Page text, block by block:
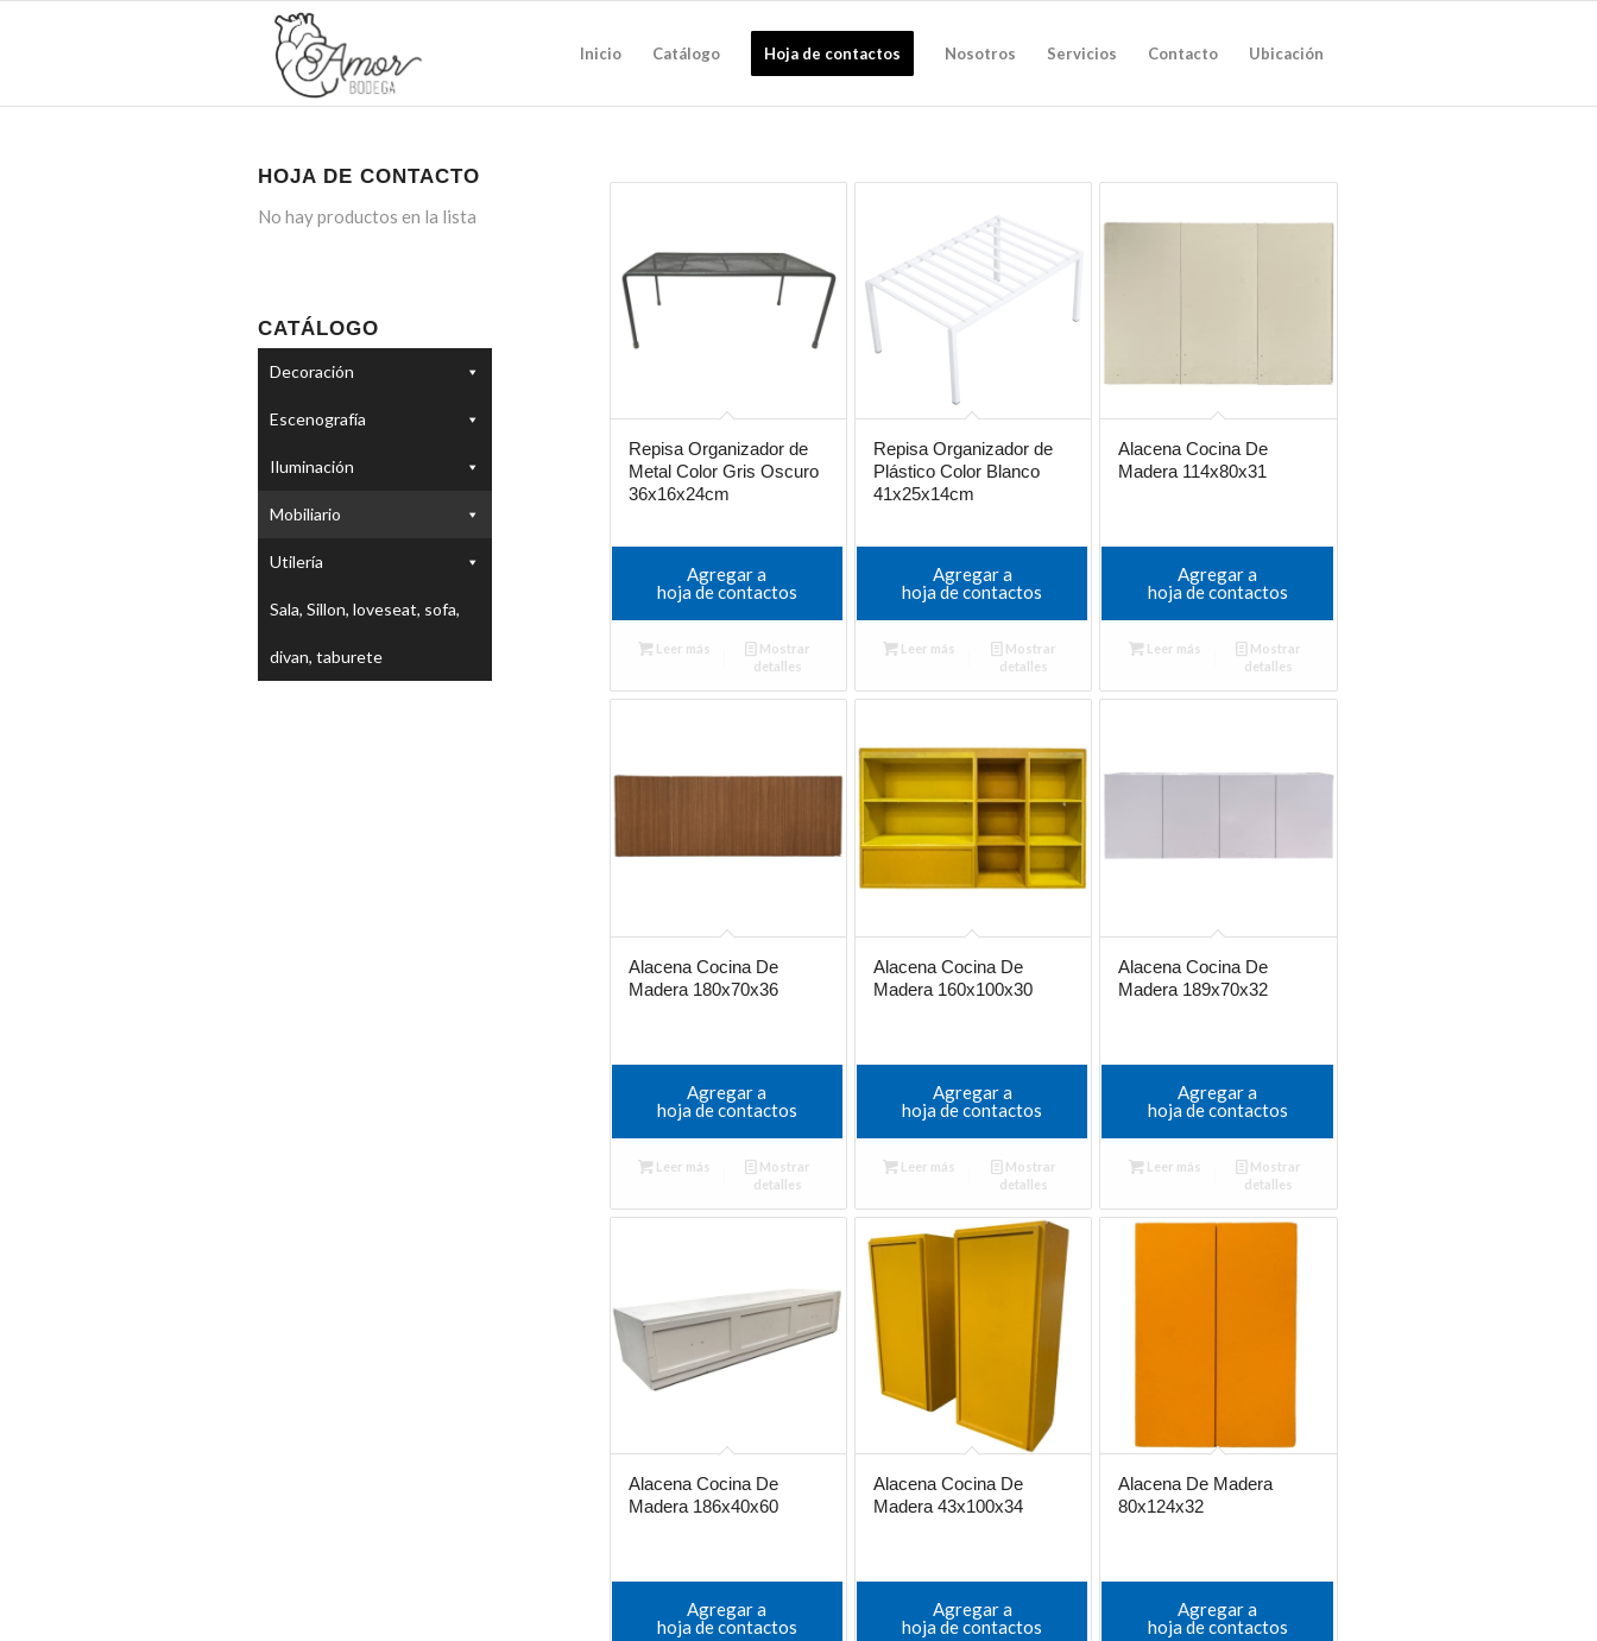
Inicio Catálogo Hoja de contactos Nosotros Servicios Contacto Ubicación
Repisa Organizador de
Metal Color Gris Oscuro
36x16x24cm
Agregar a
hoja de contactos
Leer más
Mostrar
detalles
Repisa Organizador de
Plástico Color Blanco
41x25x14cm
Agregar a
hoja de contactos
Leer más
Mostrar
detalles
Alacena Cocina De
Madera 114x80x31
Agregar a
hoja de contactos
Leer más
Mostrar
detalles
Alacena Cocina De
Madera 180x70x36
Agregar a
hoja de contactos
Leer más
Mostrar
detalles
Alacena Cocina De
Madera 160x100x30
Agregar a
hoja de contactos
Leer más
Mostrar
detalles
Alacena Cocina De
Madera 189x70x32
Agregar a
hoja de contactos
Leer más
Mostrar
detalles
Alacena Cocina De
Madera 186x40x60
Agregar a
hoja de contactos
Alacena Cocina De
Madera 43x100x34
Agregar a
hoja de contactos
Alacena De Madera
80x124x32
Agregar a
hoja de contactos
HOJA DE CONTACTO
No hay productos en la lista
CATÁLOGO
Decoración
Escenografía
Iluminación
Mobiliario
Utilería
Sala, Sillon, loveseat, sofa,
divan, taburete